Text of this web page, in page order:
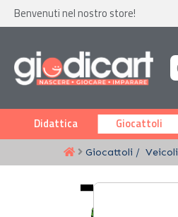
Benvenuti nel nostro store!
Didattica Giocattoli
Giocattoli Veicoli